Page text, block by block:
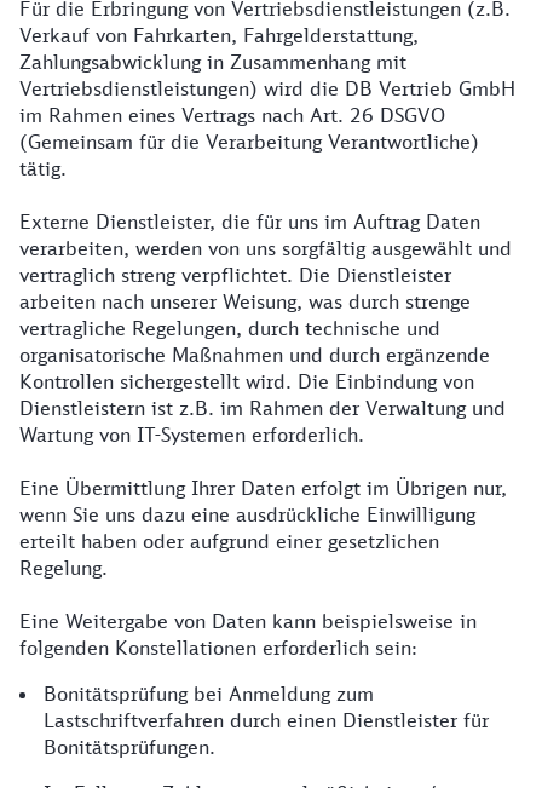
Für die Erbringung von Vertriebsdienstleistungen (z.B.
Verkauf von Fahrkarten, Fahrgelderstattung,
Zahlungsabwicklung in Zusammenhang mit
Vertriebsdienstleistungen) wird die DB Vertrieb GmbH
im Rahmen eines Vertrags nach Art. 26 DSGVO
(Gemeinsam für die Verarbeitung Verantwortliche)
tätig.
Externe Dienstleister, die für uns im Auftrag Daten
verarbeiten, werden von uns sorgfältig ausgewählt und
vertraglich streng verpflichtet. Die Dienstleister
arbeiten nach unserer Weisung, was durch strenge
vertragliche Regelungen, durch technische und
organisatorische Maßnahmen und durch ergänzende
Kontrollen sichergestellt wird. Die Einbindung von
Dienstleistern ist z.B. im Rahmen der Verwaltung und
Wartung von IT-Systemen erforderlich.
Eine Übermittlung Ihrer Daten erfolgt im Übrigen nur,
wenn Sie uns dazu eine ausdrückliche Einwilligung
erteilt haben oder aufgrund einer gesetzlichen
Regelung.
Eine Weitergabe von Daten kann beispielsweise in
folgenden Konstellationen erforderlich sein:
Bonitätsprüfung bei Anmeldung zum
Lastschriftverfahren durch einen Dienstleister für
Bonitätsprüfungen.